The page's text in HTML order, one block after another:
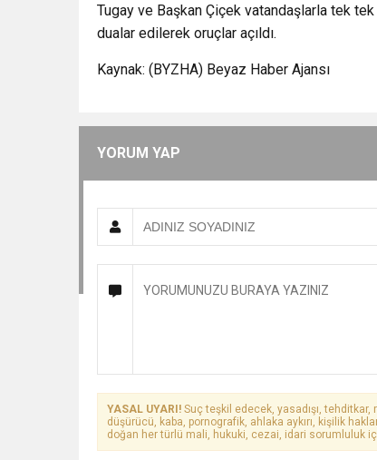
Tugay ve Başkan Çiçek vatandaşlarla tek tek
dualar edilerek oruçlar açıldı.
Kaynak: (BYZHA) Beyaz Haber Ajansı
YORUM YAP
YASAL UYARI! Suç teşkil edecek, yasadışı, tehditkar,
düşürücü, kaba, pornografik, ahlaka aykırı, kişilik
doğan her türlü mali, hukuki, cezai, idari sorumluluk